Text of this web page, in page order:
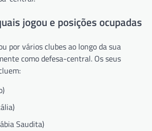
jogou e posições ocupadas
por vários clubes ao longo da sua
como defesa-central. Os seus
Saudita)